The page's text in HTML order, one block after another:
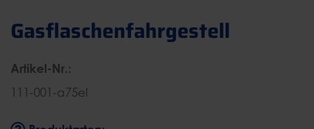
Gasflaschenfahrgestell
Artikel-Nr.:
111-001-a75el